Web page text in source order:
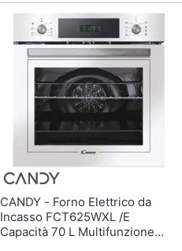
CANDY - Forno Elettrico da
Incasso FCT625WXL /E
Capacità 70 L Multifunzione